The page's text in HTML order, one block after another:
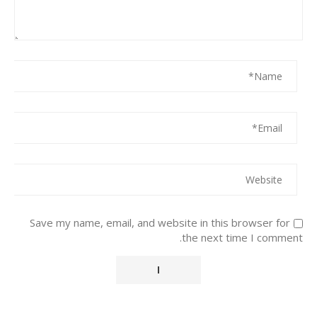
Save my name, email, and website in this browser for
the next time I comment.